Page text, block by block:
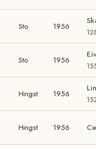
Sto 1956
Sto 1956
Hingst 1956
Hingst 1956